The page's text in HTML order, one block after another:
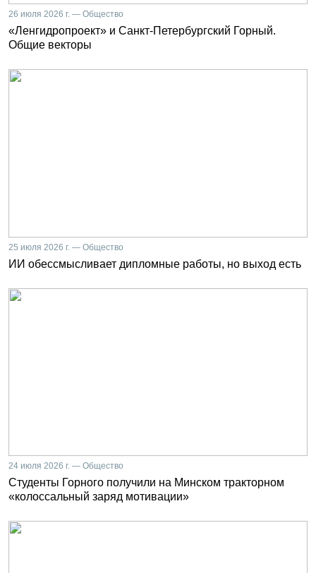
26 июля 2026 г. — Общество
«Ленгидропроект» и Санкт-Петербургский Горный.
Общие векторы
25 июля 2026 г. — Общество
ИИ обессмысливает дипломные работы, но выход есть
24 июля 2026 г. — Общество
Студенты Горного получили на Минском тракторном
«колоссальный заряд мотивации»